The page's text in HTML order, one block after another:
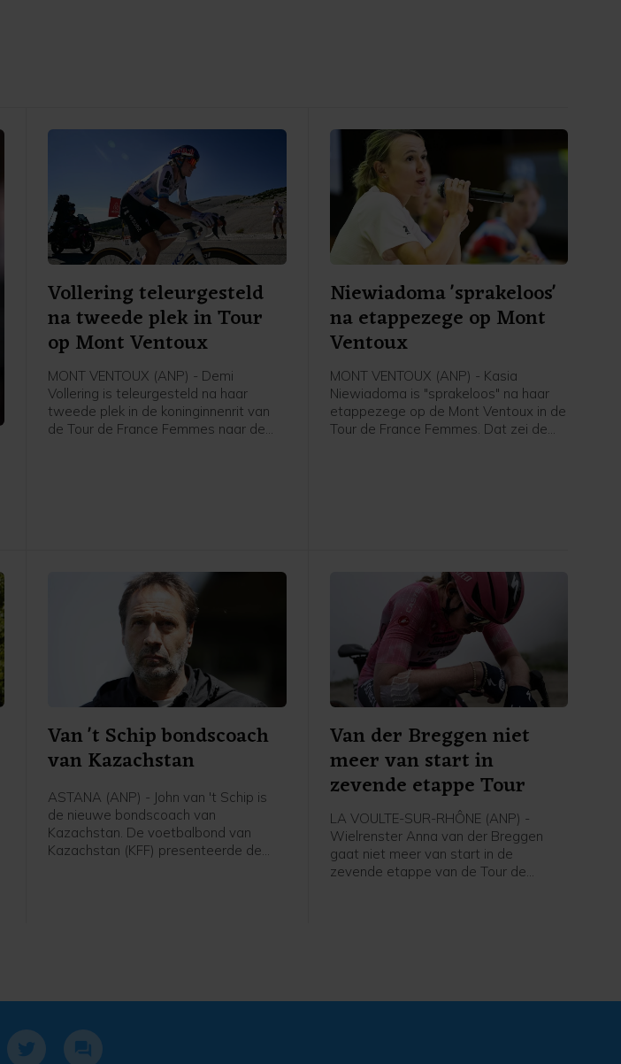
Vollering teleurgesteld
na tweede plek in Tour
op Mont Ventoux
MONT VENTOUX (ANP) - Demi
Vollering is teleurgesteld na haar
tweede plek in de koninginnenrit van
de Tour de France Femmes naar de
Niewiadoma 'sprakeloos'
na etappezege op Mont
Ventoux
MONT VENTOUX (ANP) - Kasia
Niewiadoma is "sprakeloos" na haar
etappezege op de Mont Ventoux in de
Tour de France Femmes. Dat zei de
Van 't Schip bondscoach
van Kazachstan
ASTANA (ANP) - John van 't Schip is
de nieuwe bondscoach van
Kazachstan. De voetbalbond van
Kazachstan (KFF) presenteerde de
Van der Breggen niet
meer van start in
zevende etappe Tour
LA VOULTE-SUR-RHÔNE (ANP) -
Wielrenster Anna van der Breggen
gaat niet meer van start in de
zevende etappe van de Tour de